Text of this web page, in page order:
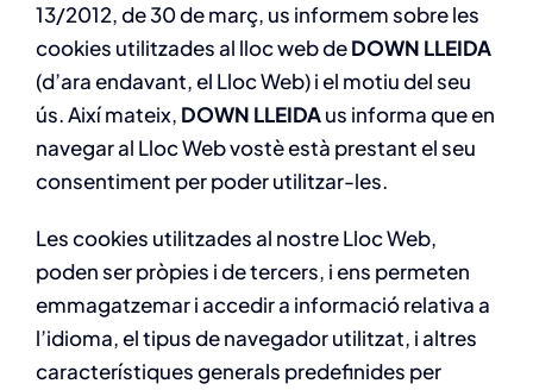
13/2012, de 30 de març, us informem sobre les
cookies utilitzades al lloc web deDOWN LLEIDA
(d’ara endavant, el Lloc Web) i el motiu del seu
ús. Així mateix, DOWN LLEIDAus informa que en
navegar al Lloc Web vostè està prestant el seu
consentiment per poder utilitzar-les.
Les cookies utilitzades al nostre Lloc Web,
poden ser pròpies i de tercers, i ens permeten
emmagatzemar i accedir a informació relativa a
l’idioma, el tipus de navegador utilitzat, i altres
característiques generals predefinides per